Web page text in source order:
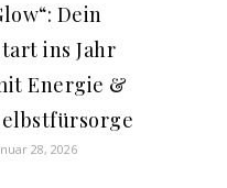
Dein
ins Jahr
Energie &
28, 2026